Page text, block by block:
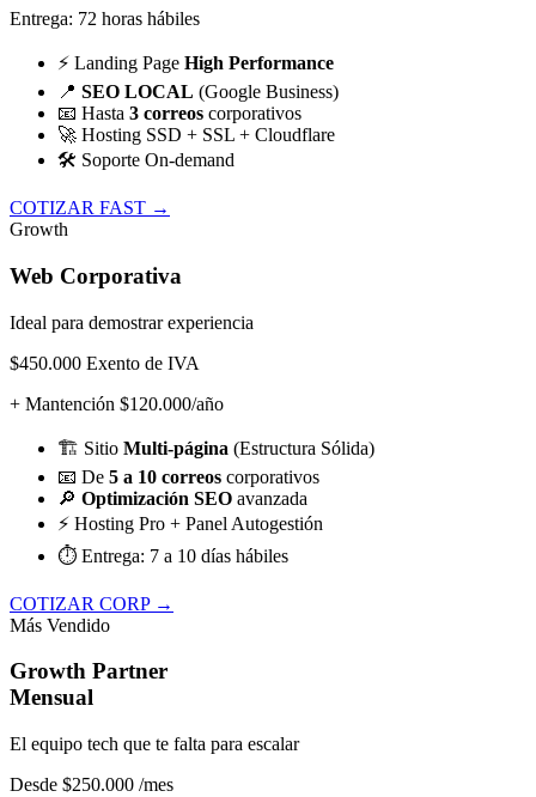
Entrega: 72 horas hábiles
⚡ Landing Page High Performance
📍 SEO LOCAL (Google Business)
📧 Hasta 3 correos corporativos
🚀 Hosting SSD + SSL + Cloudflare
🛠️ Soporte On-demand
COTIZAR FAST →
Growth
Web Corporativa
Ideal para demostrar experiencia
$450.000 Exento de IVA
+ Mantención $120.000/año
🏗️ Sitio Multi-página (Estructura Sólida)
📧 De 5 a 10 correos corporativos
🔎 Optimización SEO avanzada
⚡ Hosting Pro + Panel Autogestión
⏱️ Entrega: 7 a 10 días hábiles
COTIZAR CORP →
Más Vendido
Growth Partner
Mensual
El equipo tech que te falta para escalar
Desde $250.000 /mes